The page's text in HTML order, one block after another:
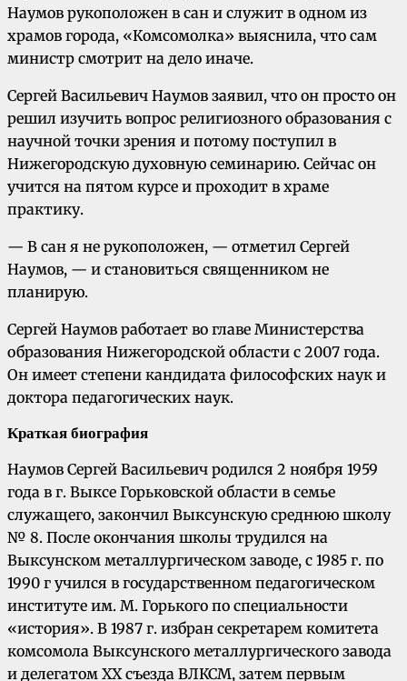
Наумов рукоположен в сан и служит в одном из
храмов города, «Комсомолка» выяснила, что сам
министр смотрит на дело иначе.
Сергей Васильевич Наумов заявил, что он просто он
решил изучить вопрос религиозного образования с
научной точки зрения и потому поступил в
Нижегородскую духовную семинарию. Сейчас он
учится на пятом курсе и проходит в храме
практику.
— В сан я не рукоположен, — отметил Сергей
Наумов, — и становиться священником не
планирую.
Сергей Наумов работает во главе Министерства
образования Нижегородской области с 2007 года.
Он имеет степени кандидата философских наук и
доктора педагогических наук.
Краткая биография
Наумов Сергей Васильевич родился 2 ноября 1959
года в г. Выксе Горьковской области в семье
служащего, закончил Выксунскую среднюю школу
№ 8. После окончания школы трудился на
Выксунском металлургическом заводе, с 1985 г. по
1990 г учился в государственном педагогическом
институте им. М. Горького по специальности
«история». В 1987 г. избран секретарем комитета
комсомола Выксунского металлургического завода
и делегатом ХХ съезда ВЛКСМ, затем первым